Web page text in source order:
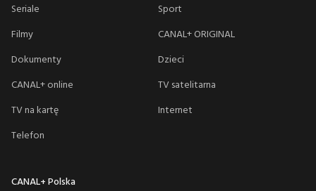
Seriale
Sport
Filmy
CANAL+ ORIGINAL
Dokumenty
Dzieci
CANAL+ online
TV satelitarna
TV na kartę
Internet
Telefon
CANAL+ Polska